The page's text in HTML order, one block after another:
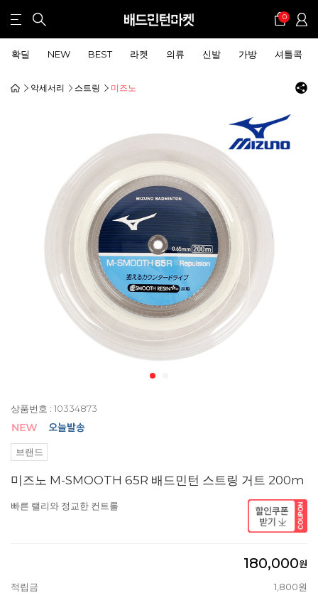
0
확딜 NEW BEST 라켓 의류 신발 가방 셔틀콕
악세서리 스트링 미즈노
상품번호 : 10334873
브랜드
미즈노 M-SMOOTH 65R 배드민턴 스트링 거트 200m
빠른 랠리와 정교한 컨트롤
180,000원
적립금
1,800원